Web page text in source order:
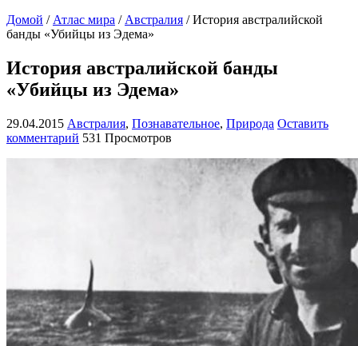
Домой / Атлас мира / Австралия / История австралийской
банды «Убийцы из Эдема»
История австралийской банды
«Убийцы из Эдема»
29.04.2015 Австралия, Познавательное, Природа Оставить
комментарий 531 Просмотров